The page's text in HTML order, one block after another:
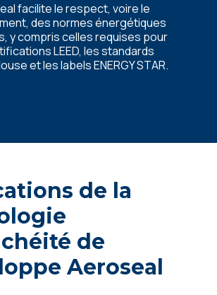
facilite le respect, voire le
des normes énergétiques
y compris celles requises pour
LEED, les standards
et les labels ENERGY STAR.
de la
de
Aeroseal